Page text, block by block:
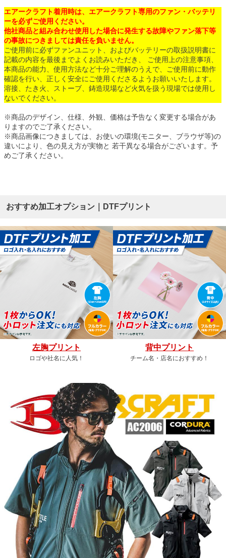
エアークラフト着用時は、エアークラフト専用のファン・バッテリ
ーを必ずご使用ください。
他社商品と組み合わせ使用した場合に発生する故障やファン落下等
の事故につきましては責任を負いません。
ご使用前に必ずファンユニット、およびバッテリーの取扱説明書に
記載の内容を最後までよくお読みいただき、 ご使用上の注意事項、
本商品の能力、使用方法など十分ご理解のうえで、ご使用前に動作
確認を行い、正しく安全にご使用くださるようお願いいたします。
溶接、たき火、ストーブ、鋳造現場など火気を扱う現場では使用し
ないでください。
※商品のデザイン、仕様、外観、価格は予告なく変更する場合があ
りますのでご了承ください。
※商品画像につきましては、お使いの環境(モニター、ブラウザ等)の
違いにより、色の見え方が実物と 若干異なる場合がございます。予
めご了承ください。
おすすめ加工オプション｜DTFプリント
左胸プリント
ロゴや社名に人気！
背中プリント
チーム名・店名におすすめ！